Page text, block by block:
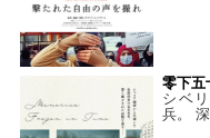
零下
シベ
兵。